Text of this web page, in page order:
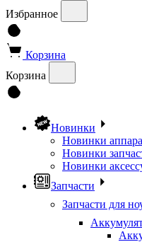
Избранное
Корзина
Корзина
Новинки
Новинки
Новинки
Новинки
Запчасти
Запчасти для